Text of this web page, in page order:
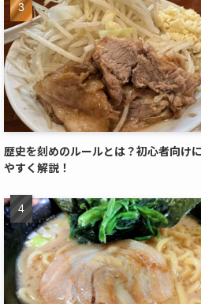
歴史を刻めのルールとは？初心者向け
やすく解説！